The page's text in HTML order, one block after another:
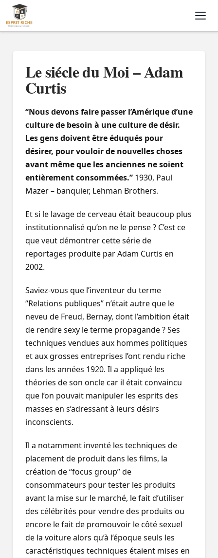
Le siécle du Moi – Adam
Curtis
“Nous devons faire passer l’Amérique d’une
culture de besoin à une culture de désir.
Les gens doivent être éduqués pour
désirer, pour vouloir de nouvelles choses
avant même que les anciennes ne soient
entièrement consommées.”1930, Paul
Mazer – banquier, Lehman Brothers.
Et si le lavage de cerveau était beaucoup plus
institutionnalisé qu’on ne le pense ? C’est ce
que veut démontrer cette série de
reportages produite par Adam Curtis en
2002.
Saviez-vous que l’inventeur du terme
“Relations publiques” n’était autre que le
neveu de Freud, Bernay, dont l’ambition était
de rendre sexy le terme propagande ? Ses
techniques vendues aux hommes politiques
et aux grosses entreprises l’ont rendu riche
dans les années 1920. Il a appliqué les
théories de son oncle car il était convaincu
que l’on pouvait manipuler les esprits des
masses en s’adressant à leurs désirs
inconscients.
Il a notamment inventé les techniques de
placement de produit dans les films, la
création de “focus group” de
consommateurs pour tester les produits
avant la mise sur le marché, le fait d’utiliser
des célébrités pour vendre des produits ou
encore le fait de promouvoir le côté sexuel
de la voiture alors qu’à l’époque seuls les
caractéristiques techniques étaient mises en